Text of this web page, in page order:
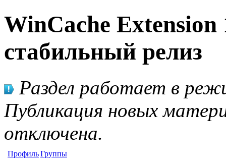
WinCache
стабильный релиз
Раздел работает в
Публикация новых
отключена.
ПрофильГруппы